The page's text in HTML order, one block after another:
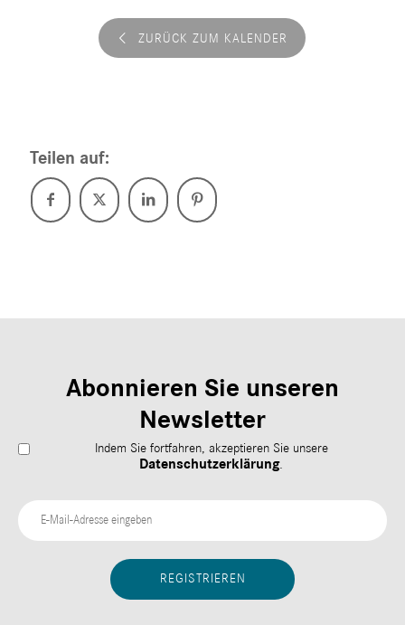
ZURÜCK ZUM KALENDER
Teilen auf:
Abonnieren Sie unseren
Newsletter
Indem Sie fortfahren, akzeptieren Sie unsere
Datenschutzerklärung.